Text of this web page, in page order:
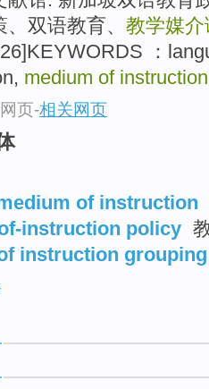
双语教育、 教学媒介
：
medium of instruction
页-相关网页
of instruction
instruction policy
instruction grouping